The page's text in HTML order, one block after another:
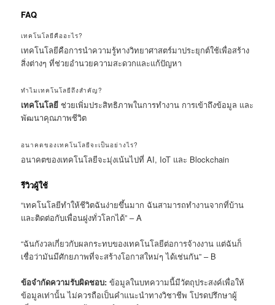
FAQ
เทคโนโลยีคืออะไร?
เทคโนโลยีคือการนำความรู้ทางวิทยาศาสตร์มาประยุกต์ใช้เพื่อสร้าง
สิ่งต่างๆ ที่ช่วยอำนวยความสะดวกและแก้ปัญหา
ทำไมเทคโนโลยีถึงสำคัญ?
เทคโนโลยี ช่วยเพิ่มประสิทธิภาพในการทำงาน การเข้าถึงข้อมูล และ
พัฒนาคุณภาพชีวิต
อนาคตของเทคโนโลยีจะเป็นอย่างไร?
อนาคตของเทคโนโลยีจะมุ่งเน้นไปที่ AI, IoT และ Blockchain
รีวิวผู้ใช้
“เทคโนโลยีทำให้ชีวิตฉันง่ายขึ้นมาก ฉันสามารถทำงานจากที่บ้าน
และติดต่อกับเพื่อนฝูงทั่วโลกได้” – A
“ฉันกังวลเกี่ยวกับผลกระทบของเทคโนโลยีต่อการจ้างงาน แต่ฉันก็
เชื่อว่ามันมีศักยภาพที่จะสร้างโอกาสใหม่ๆ ได้เช่นกัน” – B
ข้อจำกัดความรับผิดชอบ: ข้อมูลในบทความนี้มีวัตถุประสงค์เพื่อให้
ข้อมูลเท่านั้น ไม่ควรถือเป็นคำแนะนำทางวิชาชีพ โปรดปรึกษาผู้